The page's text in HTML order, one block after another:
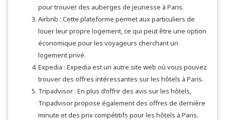
pour trouver des auberges de jeunesse à Paris.
Airbnb : Cette plateforme permet aux particuliers de
louer leur propre logement, ce qui peut être une option
économique pour les voyageurs cherchant un
logement privé.
Expedia : Expedia est un autre site web où vous pouvez
trouver des offres intéressantes sur les hôtels à Paris.
Tripadvisor : En plus d’offrir des avis sur les hôtels,
Tripadvisor propose également des offres de dernière
minute et des prix compétitifs pour les hôtels à Paris.